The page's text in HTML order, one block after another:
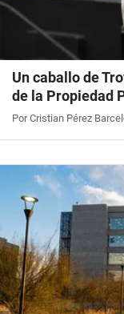
Un caballo de
de la Propiedad
Por Cristian Pérez